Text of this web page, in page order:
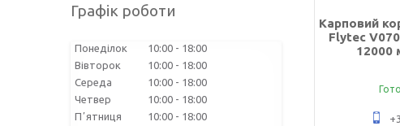
Карповий
Flytec
12000
Графік роботи
Понеділок 10:00
18:00
Вівторок
10:00
18:00
Середа
10:00
18:00
Четвер
10:00
18:00
Пʼятниця
10:00
18:00